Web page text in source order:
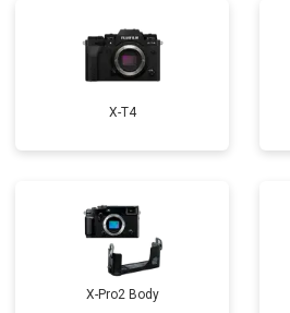
X-T4
X-Pro2 Body